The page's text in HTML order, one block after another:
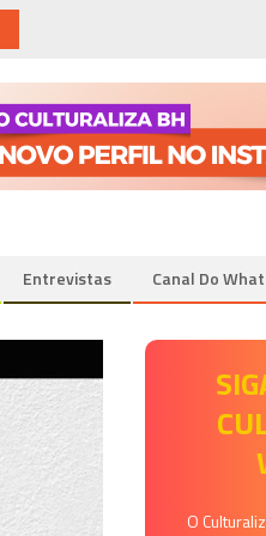
Entrevistas Canal Do
O